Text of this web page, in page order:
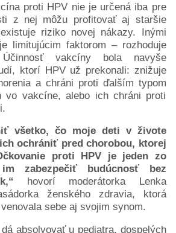
proti HPV nie je určená iba pre
z nej môžu profitovať aj staršie
riziko novej nákazy. Inými
limitujúcim faktorom – rozhoduje
vakcíny bola navyše
ktorí HPV už prekonali: znižuje
a chráni proti ďalším typom
vo vakcíne, alebo ich chráni proti
všetko, čo moje deti v živote
ochrániť pred chorobou, ktorej
proti HPV je jeden zo
zabezpečiť budúcnosť bez
hovorí moderátorka Lenka
ženského zdravia, ktorá
sebe aj svojim synom.
absolvovať u pediatra, dospelých